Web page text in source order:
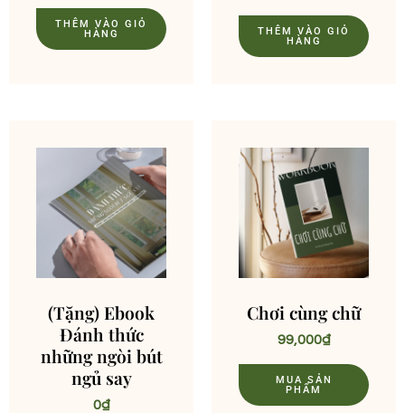
THÊM VÀO GIỎ
HÀNG
THÊM VÀO GIỎ
HÀNG
(Tặng) Ebook
Đánh thức
những ngòi bút
ngủ say
0₫
Chơi cùng chữ
99,000₫
MUA SẢN
PHẨM